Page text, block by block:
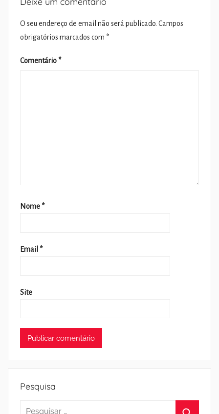
O seu endereço de email não será publicado. Campos
obrigatórios marcados com *
Comentário *
Nome *
Email *
Site
Pesquisa
Pesquisar